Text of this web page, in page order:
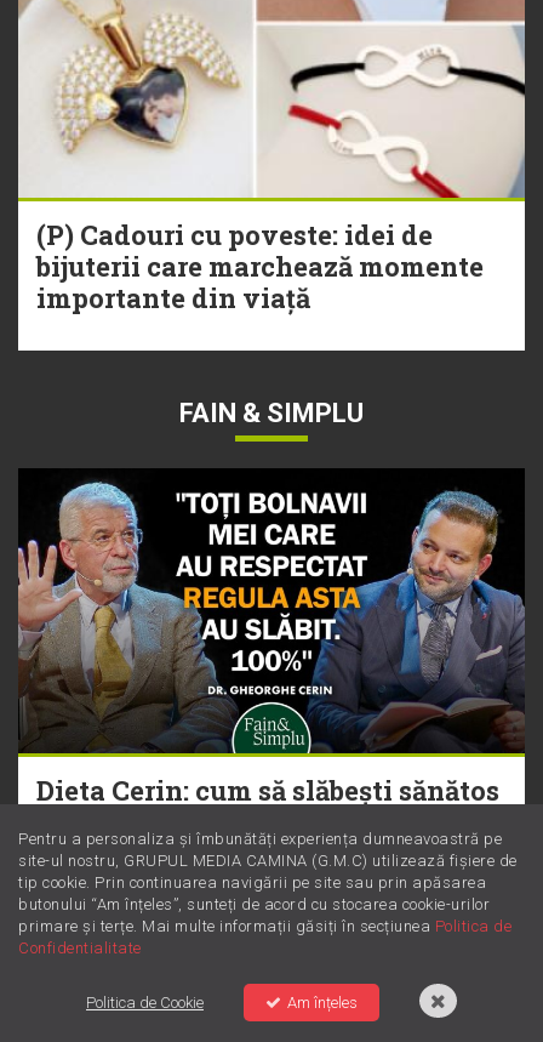
(P) Cadouri cu poveste: idei de
bijuterii care marchează momente
importante din viață
FAIN & SIMPLU
Dieta Cerin: cum să slăbești sănătos
Pentru a personaliza și îmbunătăți experiența dumneavoastră pe
site-ul nostru, GRUPUL MEDIA CAMINA (G.M.C) utilizează fișiere de
tip cookie. Prin continuarea navigării pe site sau prin apăsarea
butonului “Am înțeles”, sunteți de acord cu stocarea cookie-urilor
primare și terțe. Mai multe informații găsiți în secțiunea Politica de
Confidentialitate
Politica de Cookie Am înțeles